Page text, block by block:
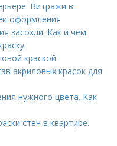
Витражи в
оформления
засохли. Как и чем
краской.
акриловых красок для
нужного цвета. Как
стен в квартире.